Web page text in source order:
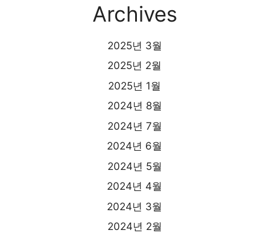
Archives
2025년 3월
2025년 2월
2025년 1월
2024년 8월
2024년 7월
2024년 6월
2024년 5월
2024년 4월
2024년 3월
2024년 2월